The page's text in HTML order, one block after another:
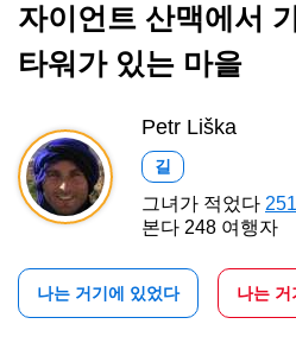
자이언트 산맥에서
타워가 있는 마을
Petr Liška
길
그녀가 적었다
본다 248 여행자
나는 거기에 있었다 나는